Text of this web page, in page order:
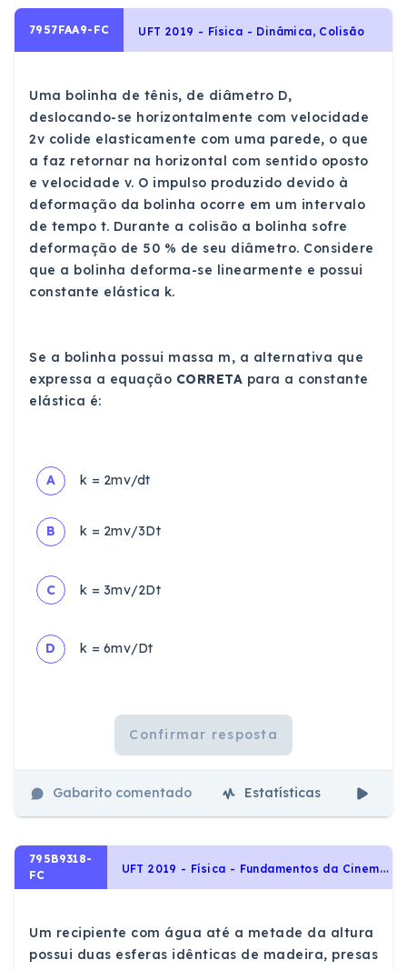
7957FAA9-FC UFT 2019 - Física - Dinâmica, Colisão
Uma bolinha de tênis, de diâmetro D,
deslocando-se horizontalmente com velocidade
2v colide elasticamente com uma parede, o que
a faz retornar na horizontal com sentido oposto
e velocidade v. O impulso produzido devido à
deformação da bolinha ocorre em um intervalo
de tempo t. Durante a colisão a bolinha sofre
deformação de 50 % de seu diâmetro. Considere
que a bolinha deforma-se linearmente e possui
constante elástica k.
Se a bolinha possui massa m, a alternativa que
expressa a equação CORRETA para a constante
elástica é:
A k = 2mv/dt
B k = 2mv/3Dt
C k = 3mv/2Dt
D k = 6mv/Dt
Confirmar resposta
Gabarito comentado Estatísticas
795B9318-
FC
U
FT 2019 - Física - Fundamentos da Cinemática, Dinâmica, Leis de Newton, Cinemática
Um recipiente com água até a metade da altura
possui duas esferas idênticas de madeira, presas